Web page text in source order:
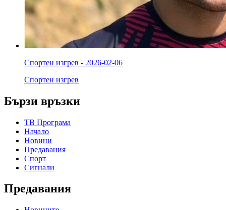
Спортен изгрев - 2026-02-06
Спортен изгрев
Бързи връзки
ТВ Програма
Начало
Новини
Предавания
Спорт
Сигнали
Предавания